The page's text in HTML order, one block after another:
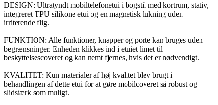
DESIGN: Ultratyndt mobiltelefonetui i bogstil med kortrum, stativ,
integreret TPU silikone etui og en magnetisk lukning uden
irriterende flig.
FUNKTION: Alle funktioner, knapper og porte kan bruges uden
begrænsninger. Enheden klikkes ind i etuiet limet til
beskyttelsescoveret og kan nemt fjernes, hvis det er nødvendigt.
KVALITET: Kun materialer af høj kvalitet blev brugt i
behandlingen af dette etui for at gøre mobilcoveret så robust og
slidstærk som muligt.